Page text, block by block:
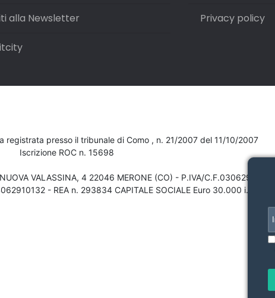
alla Newsletter Privacy policy
registrata presso il tribunale di Como , n. 21/2007 del 11/10/2007
Iscrizione ROC n. 15698
VALASSINA, 4 22046 MERONE (CO) - P.IVA/C.F.03062910132
- REA n. 293834 CAPITALE SOCIALE Euro 30.000 i.v.